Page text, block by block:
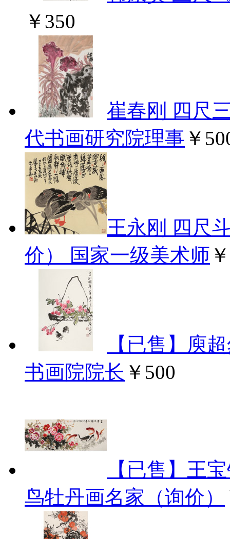
￥350
崔春刚 四尺
代书画研究院理事 ￥
王永刚 四尺
价） 国家一级美术师
【已售】庾
书画院院长 ￥500
【已售】王
鸟牡丹画名家（询价）